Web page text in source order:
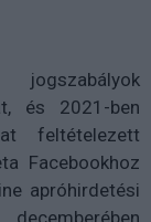
és 2021-ben
feltételezett
Facebookhoz
apróhirdetési